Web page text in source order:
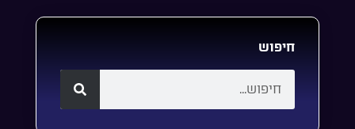
חיפוש